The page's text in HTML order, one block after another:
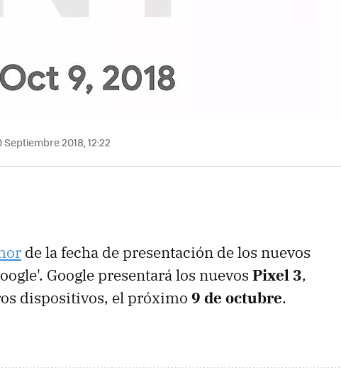
2018, 12:22
de la fecha de presentación de los nuevos
Google presentará los nuevos Pixel 3,
dispositivos, el próximo 9 de octubre.